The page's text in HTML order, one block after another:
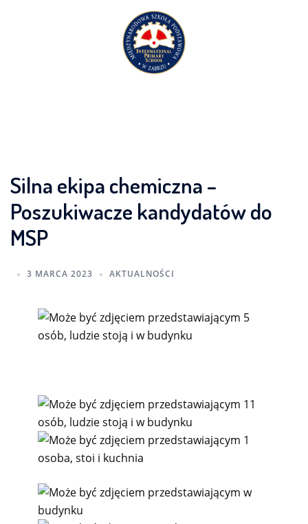
Silna ekipa chemiczna –
Poszukiwacze kandydatów do
MSP
3 MARCA 2023 AKTUALNOŚCI